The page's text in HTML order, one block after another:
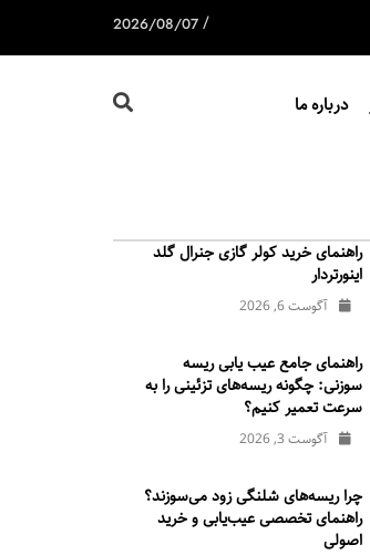
/
2026/08/07
درباره ما
راهنمای خرید کولر گازی جنرال‌ گلد
اینورتر‌دار
آگوست 6, 2026
راهنمای جامع عیب یابی ریسه
سوزنی: چگونه ریسه‌های تزئینی را به
سرعت تعمیر کنیم؟
آگوست 3, 2026
چرا ریسه‌های شلنگی زود می‌سوزند؟
راهنمای تخصصی عیب‌یابی و خرید
اصولی